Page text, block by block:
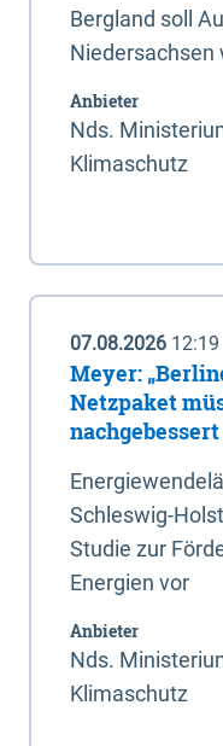
Bergland soll
Niedersachsen
Anbieter
Nds.
Klimaschutz
07.08.2026 12:19
Meyer:
Netzpaket
Schleswig-
Studie zur
Energien vor
Anbieter
Nds.
Klimaschutz